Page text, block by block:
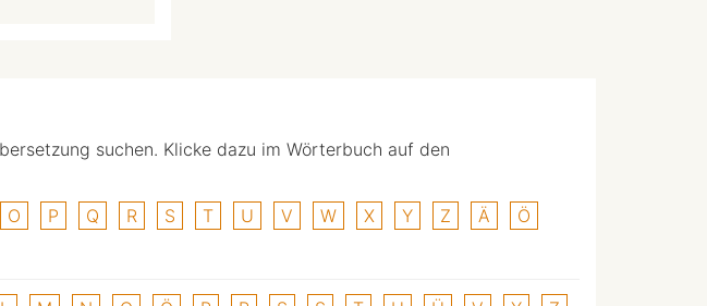
suchen. Klicke dazu im Wörterbuch auf den
O P Q R S T U V W X Y Z Ä
Ö